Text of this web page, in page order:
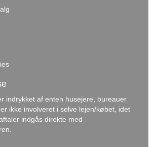
indrykket af enten husejere, bureauer
ikke involveret i selve lejen/købet, idet
indgås direkte med